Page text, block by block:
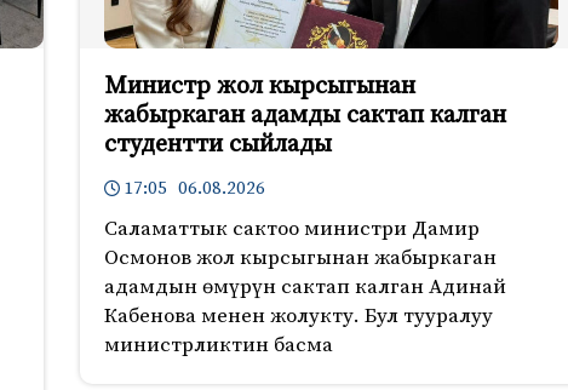
Министр жол кырсыгынан
жабыркаган адамды сактап калган
студентти сыйлады
17:05 06.08.2026
Саламаттык сактоо министри Дамир
Осмонов жол кырсыгынан жабыркаган
адамдын өмүрүн сактап калган Адинай
Кабенова менен жолукту. Бул тууралуу
министрликтин басма